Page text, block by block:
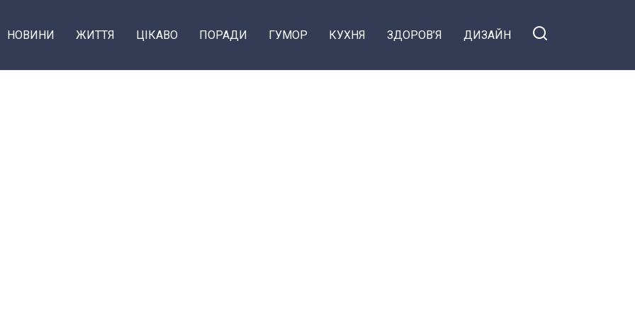
НОВИНИ ЖИТТЯ ЦІКАВО ПОРАДИ ГУМОР КУХНЯ ЗДОРОВ’Я ДИЗАЙН